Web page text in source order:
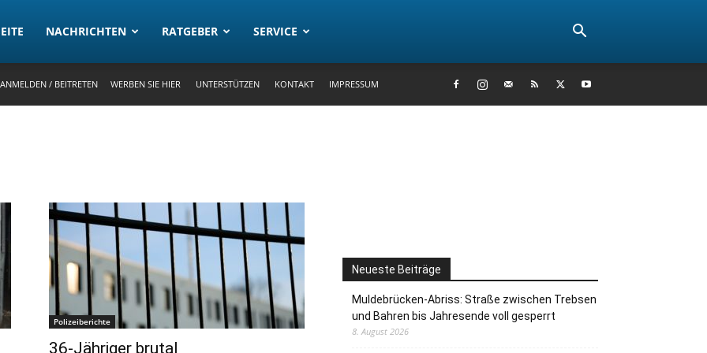
NACHRICHTEN RATGEBER SERVICE
ANMELDEN / BEITRETEN WERBEN SIE HIER UNTERSTÜTZEN KONTAKT IMPRESSUM
Polizeiberichte
36-Jähriger brutal
Neueste Beiträge
Muldebrücken-Abriss: Straße zwischen Trebsen
und Bahren bis Jahresende voll gesperrt
8. August 2026